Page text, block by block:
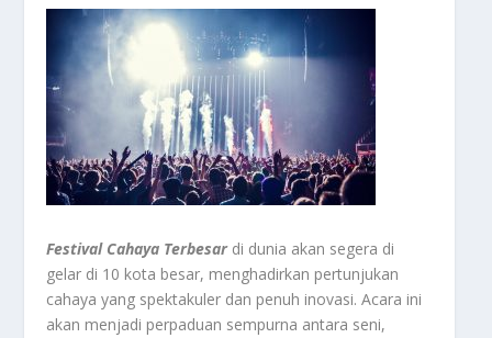
Festival Cahaya Terbesardi dunia akan segera di
gelar di 10 kota besar, menghadirkan pertunjukan
cahaya yang spektakuler dan penuh inovasi. Acara ini
akan menjadi perpaduan sempurna antara seni,